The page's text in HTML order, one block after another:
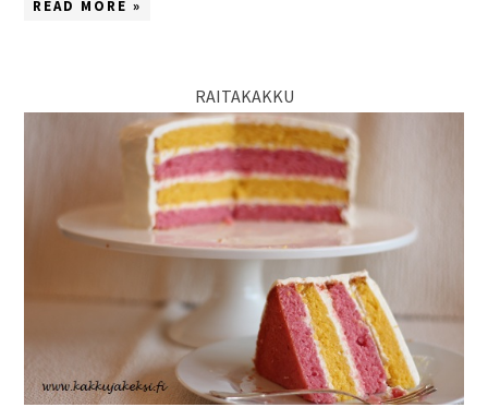
READ MORE »
RAITAKAKKU